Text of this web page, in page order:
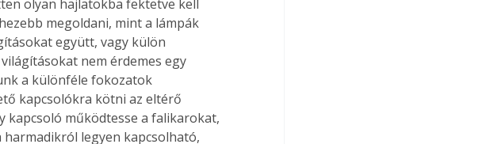
olyan hajlatokba fektetve kell
megoldani, mint a lámpák
együtt, vagy külön
nem érdemes egy
a különféle fokozatok
kapcsolókra kötni az eltérő
működtesse a falikarokat,
legyen kapcsolható,